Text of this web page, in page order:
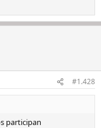
#1.428
participan